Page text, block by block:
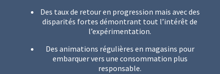
Des taux de retour en progression mais avec des
disparités fortes démontrant tout l’intérêt de
l’expérimentation.
Des animations régulières en magasins pour
embarquer vers une consommation plus
responsable.